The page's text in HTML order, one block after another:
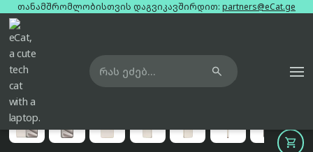
თანამშრომლობისთვის დაგვიკავშირდით: partners@eCat.ge

მთავარი ტელეფონები

